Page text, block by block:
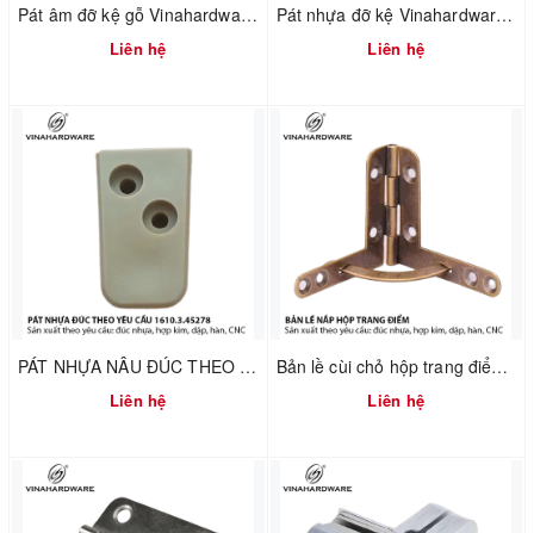
Pát âm đỡ kệ gỗ Vinahardware mã 1608.1.00017
Liên hệ
Pát nhựa đỡ kệ Vinahardware mã 1610.4.01240
Liên hệ
PÁT NHỰA NÂU ĐÚC THEO YÊU CẦU – VINAHARDWARE – 1610.3.45278
Liên hệ
Bản lề cùi chỏ hộp trang điểm Vinahardware 7100.4.01118
Liên hệ